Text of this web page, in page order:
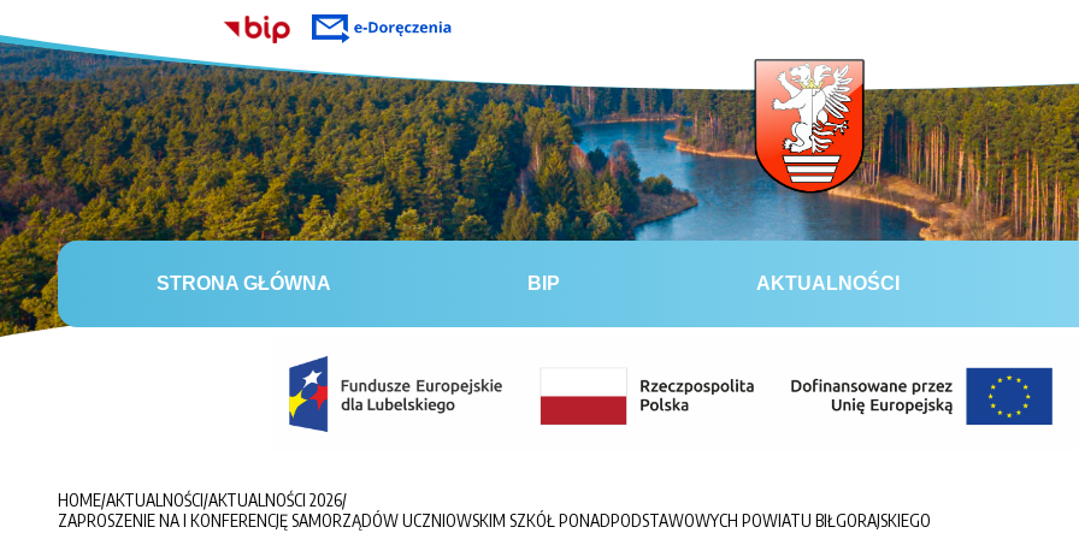
STRONA GŁÓWNA BIP AKTUALNOŚCI
HOME/AKTUALNOŚCI/AKTUALNOŚCI 2026/
ZAPROSZENIE NA I KONFERENCJĘ SAMORZĄDÓW UCZNIOWSKIM SZKÓŁ PONADPODSTAWOWYCH POWIATU BIŁGORAJSKIEGO